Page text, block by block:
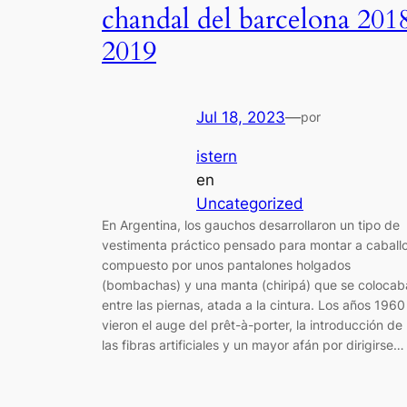
chandal del barcelona
2019
Jul 18, 2023—por
istern
en
Uncategorized
En Argentina, los gauchos desarrollaron un tipo de
vestimenta práctico pensado para montar a
compuesto por unos pantalones holgados
(bombachas) y una manta (chiripá) que se
entre las piernas, atada a la cintura. Los años 1960
vieron el auge del prêt-à-porter, la introducción de
las fibras artificiales y un mayor afán por dirigirse…